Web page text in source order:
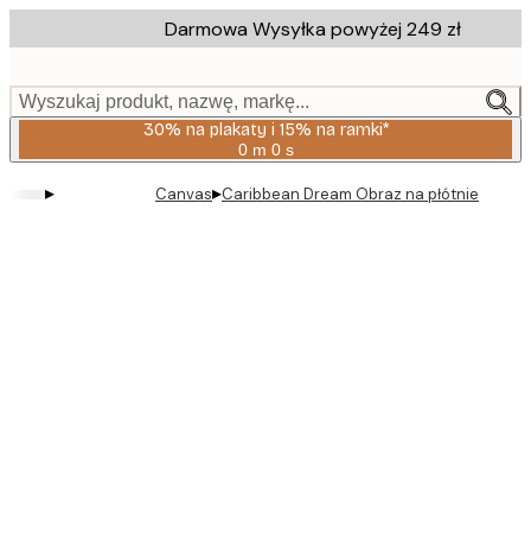
to
content.
Darmowa Wysyłka powyżej 249 zł
Wyszukaj produkt, nazwę, markę...
30% na plakaty i 15% na ramki*
0 m 0 s
Ważny
2026-
▸ Canvas▸Caribbean Dream Obraz na płótnie